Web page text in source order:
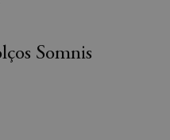
Somnis